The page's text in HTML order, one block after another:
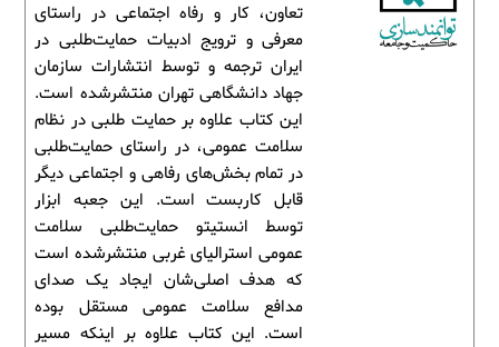
تعاون، کار و رفاه اجتماعی در راستای
معرفی و ترویج ادبیات حمایت‌طلبی در
ایران ترجمه و توسط انتشارات سازمان
جهاد دانشگاهی تهران منتشرشده است.
این کتاب علاوه بر حمایت طلبی در نظام
سلامت عمومی، در راستای حمایت‌طلبی
در تمام بخش‌های رفاهی و اجتماعی دیگر
قابل کاربست است. این جعبه ابزار
توسط انستیتو حمایت‌طلبی سلامت
عمومی استرالیای غربی منتشرشده است
که هدف اصلی‌شان ایجاد یک صدای
مدافع سلامت عمومی مستقل بوده
است. این کتاب علاوه بر اینکه مسیر